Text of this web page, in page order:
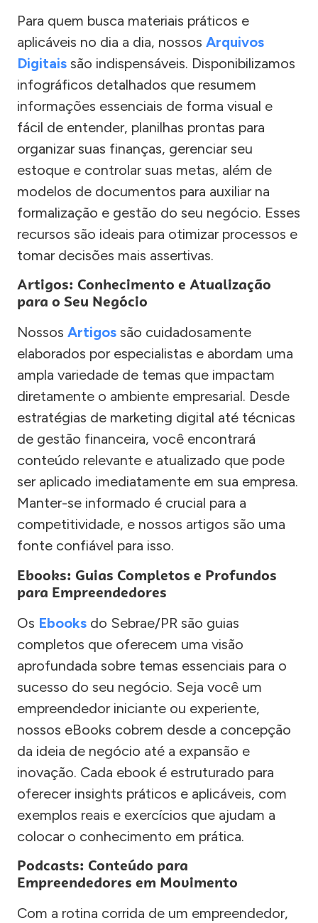
Para quem busca materiais práticos e
aplicáveis no dia a dia, nossos Arquivos
Digitais são indispensáveis. Disponibilizamos
infográficos detalhados que resumem
informações essenciais de forma visual e
fácil de entender, planilhas prontas para
organizar suas finanças, gerenciar seu
estoque e controlar suas metas, além de
modelos de documentos para auxiliar na
formalização e gestão do seu negócio. Esses
recursos são ideais para otimizar processos e
tomar decisões mais assertivas.
Artigos: Conhecimento e Atualização
para o Seu Negócio
Nossos Artigos são cuidadosamente
elaborados por especialistas e abordam uma
ampla variedade de temas que impactam
diretamente o ambiente empresarial. Desde
estratégias de marketing digital até técnicas
de gestão financeira, você encontrará
conteúdo relevante e atualizado que pode
ser aplicado imediatamente em sua empresa.
Manter-se informado é crucial para a
competitividade, e nossos artigos são uma
fonte confiável para isso.
Ebooks: Guias Completos e Profundos
para Empreendedores
Os Ebooks do Sebrae/PR são guias
completos que oferecem uma visão
aprofundada sobre temas essenciais para o
sucesso do seu negócio. Seja você um
empreendedor iniciante ou experiente,
nossos eBooks cobrem desde a concepção
da ideia de negócio até a expansão e
inovação. Cada ebook é estruturado para
oferecer insights práticos e aplicáveis, com
exemplos reais e exercícios que ajudam a
colocar o conhecimento em prática.
Podcasts: Conteúdo para
Empreendedores em Movimento
Com a rotina corrida de um empreendedor,